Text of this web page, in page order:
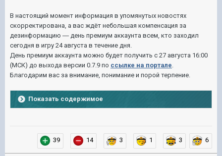
В настоящий момент информация в упомянутых новостях
скорректирована, а вас ждёт небольшая компенсация за
дезинформацию ― день премиум аккаунта всем, кто заходил
сегодня в игру 24 августа в течение дня.
День премиум аккаунта можно будет получить с 27 августа 16:00
(МСК) до выхода версии 0.7.9 по ссылке на портале.
Благодарим вас за внимание, понимание и порой терпение.
Показать содержимое
39 14 3 1 3 6